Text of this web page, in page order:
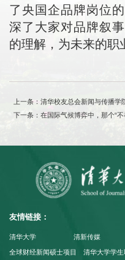
了央国企品牌岗位
深了大家对品牌叙
的理解，为未来的职
上一条：清华校友总会新闻与传播
下一条：在国际气候博弈中，那个“
友情链接：
清华大学 清新传媒
全球财经新闻硕士项目 清华大学学生